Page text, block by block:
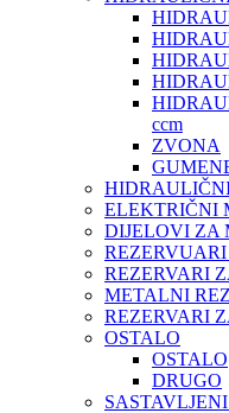
ccm
ZVONA
ELEKTRIČNI
DIJELOVI ZA
REZERVUARI
REZERVARI
METALNI
REZERVARI
OSTALO
OSTALO
DRUGO